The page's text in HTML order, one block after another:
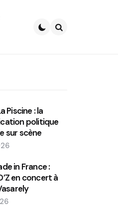
Piscine : la
politique
sur scène
in France :
en concert à